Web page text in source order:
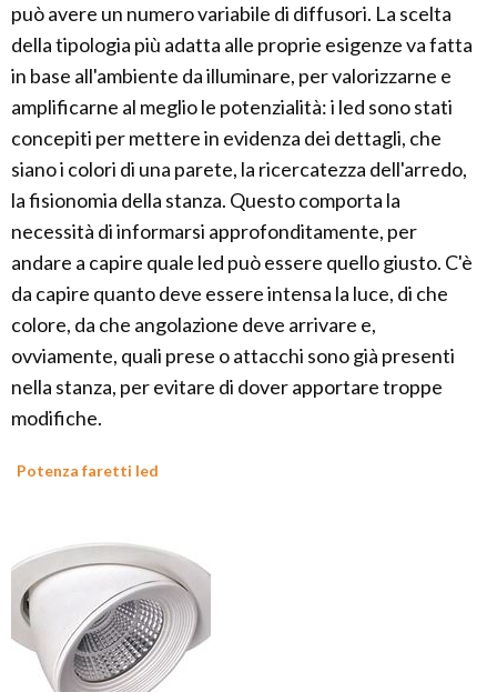
può avere un numero variabile di diffusori. La scelta
della tipologia più adatta alle proprie esigenze va fatta
in base all'ambiente da illuminare, per valorizzarne e
amplificarne al meglio le potenzialità: i led sono stati
concepiti per mettere in evidenza dei dettagli, che
siano i colori di una parete, la ricercatezza dell'arredo,
la fisionomia della stanza. Questo comporta la
necessità di informarsi approfonditamente, per
andare a capire quale led può essere quello giusto. C'è
da capire quanto deve essere intensa la luce, di che
colore, da che angolazione deve arrivare e,
ovviamente, quali prese o attacchi sono già presenti
nella stanza, per evitare di dover apportare troppe
modifiche.
Potenza faretti led